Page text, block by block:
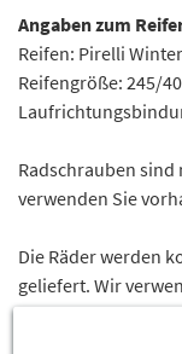
Angaben zum
Reifen: Pirelli
Reifengröße: 245/40
Radschrauben
verwenden Sie
Die Räder werden
geliefert. Wir
Auswuchtgewichte